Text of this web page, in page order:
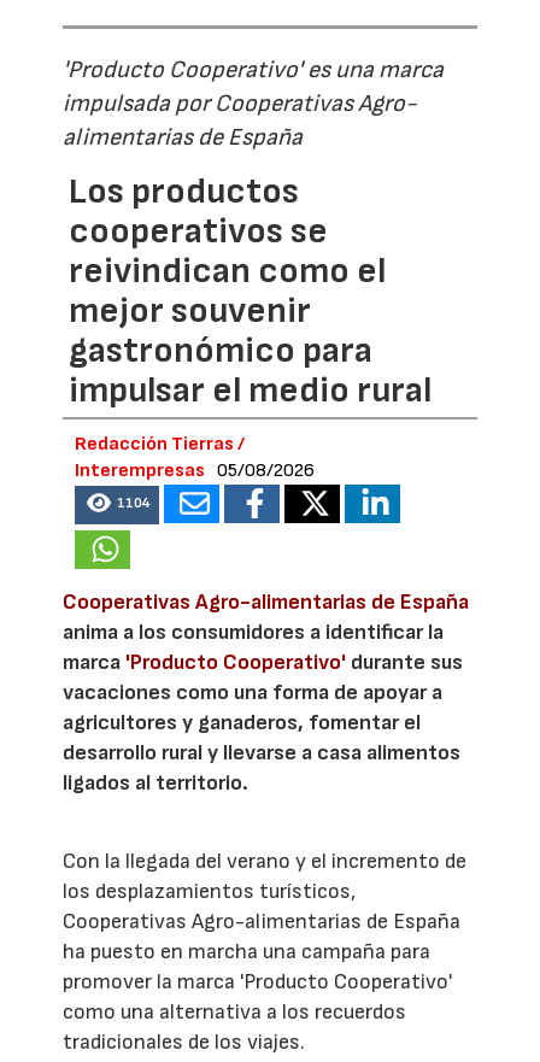
'Producto Cooperativo' es una marca
impulsada por Cooperativas Agro-
alimentarias de España
Los productos
cooperativos se
reivindican como el
mejor souvenir
gastronómico para
impulsar el medio rural
Redacción Tierras /
Interempresas
05/08/2026
1104
Cooperativas Agro-alimentarias de España
anima a los consumidores a identificar la
marca 'Producto Cooperativo' durante sus
vacaciones como una forma de apoyar a
agricultores y ganaderos, fomentar el
desarrollo rural y llevarse a casa alimentos
ligados al territorio.
Con la llegada del verano y el incremento de
los desplazamientos turísticos,
Cooperativas Agro-alimentarias de España
ha puesto en marcha una campaña para
promover la marca 'Producto Cooperativo'
como una alternativa a los recuerdos
tradicionales de los viajes.